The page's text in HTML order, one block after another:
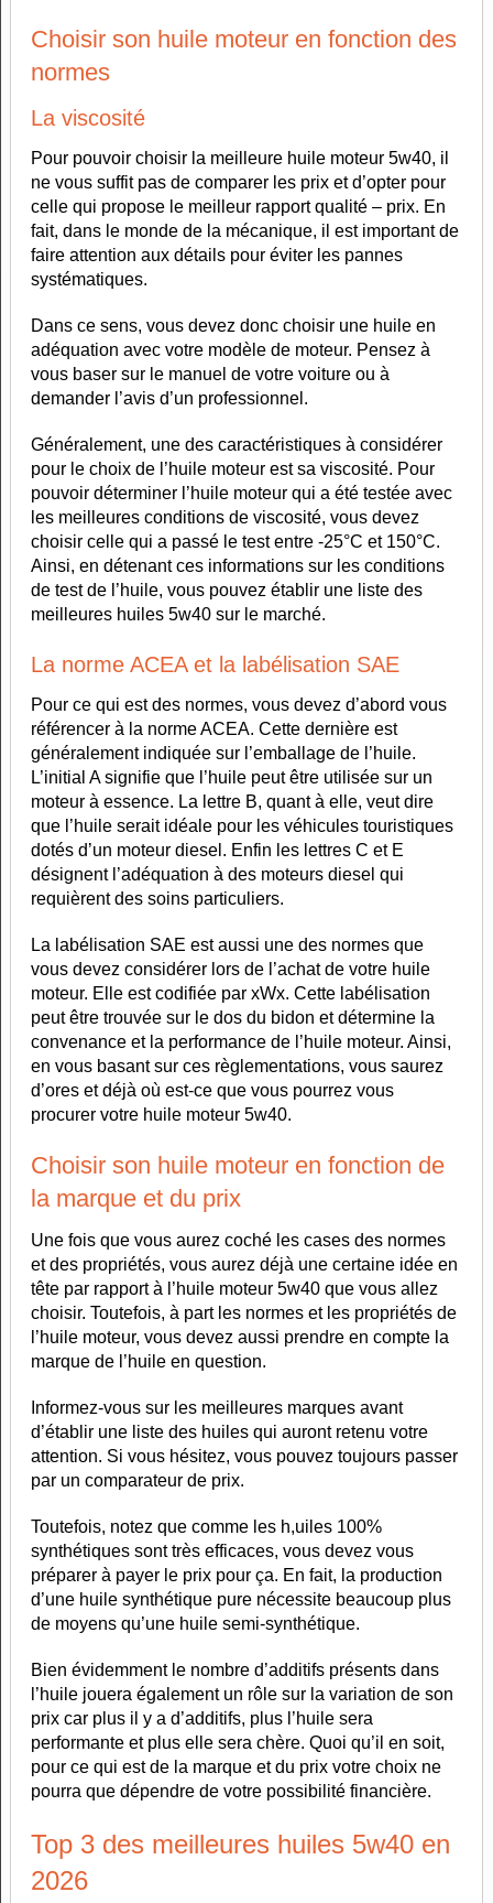
Choisir son huile moteur en fonction des
normes
La viscosité
Pour pouvoir choisir la meilleure huile moteur 5w40, il
ne vous suffit pas de comparer les prix et d’opter pour
celle qui propose le meilleur rapport qualité – prix. En
fait, dans le monde de la mécanique, il est important de
faire attention aux détails pour éviter les pannes
systématiques.
Dans ce sens, vous devez donc choisir une huile en
adéquation avec votre modèle de moteur. Pensez à
vous baser sur le manuel de votre voiture ou à
demander l’avis d’un professionnel.
Généralement, une des caractéristiques à considérer
pour le choix de l’huile moteur est sa viscosité. Pour
pouvoir déterminer l’huile moteur qui a été testée avec
les meilleures conditions de viscosité, vous devez
choisir celle qui a passé le test entre -25°C et 150°C.
Ainsi, en détenant ces informations sur les conditions
de test de l’huile, vous pouvez établir une liste des
meilleures huiles 5w40 sur le marché.
La norme ACEA et la labélisation SAE
Pour ce qui est des normes, vous devez d’abord vous
référencer à la norme ACEA. Cette dernière est
généralement indiquée sur l’emballage de l’huile.
L’initial A signifie que l’huile peut être utilisée sur un
moteur à essence. La lettre B, quant à elle, veut dire
que l’huile serait idéale pour les véhicules touristiques
dotés d’un moteur diesel. Enfin les lettres C et E
désignent l’adéquation à des moteurs diesel qui
requièrent des soins particuliers.
La labélisation SAE est aussi une des normes que
vous devez considérer lors de l’achat de votre huile
moteur. Elle est codifiée par xWx. Cette labélisation
peut être trouvée sur le dos du bidon et détermine la
convenance et la performance de l’huile moteur. Ainsi,
en vous basant sur ces règlementations, vous saurez
d’ores et déjà où est-ce que vous pourrez vous
procurer votre huile moteur 5w40.
Choisir son huile moteur en fonction de
la marque et du prix
Une fois que vous aurez coché les cases des normes
et des propriétés, vous aurez déjà une certaine idée en
tête par rapport à l’huile moteur 5w40 que vous allez
choisir. Toutefois, à part les normes et les propriétés de
l’huile moteur, vous devez aussi prendre en compte la
marque de l’huile en question.
Informez-vous sur les meilleures marques avant
d’établir une liste des huiles qui auront retenu votre
attention. Si vous hésitez, vous pouvez toujours passer
par un comparateur de prix.
Toutefois, notez que comme les h,uiles 100%
synthétiques sont très efficaces, vous devez vous
préparer à payer le prix pour ça. En fait, la production
d’une huile synthétique pure nécessite beaucoup plus
de moyens qu’une huile semi-synthétique.
Bien évidemment le nombre d’additifs présents dans
l’huile jouera également un rôle sur la variation de son
prix car plus il y a d’additifs, plus l’huile sera
performante et plus elle sera chère. Quoi qu’il en soit,
pour ce qui est de la marque et du prix votre choix ne
pourra que dépendre de votre possibilité financière.
Top 3 des meilleures huiles 5w40 en
2026